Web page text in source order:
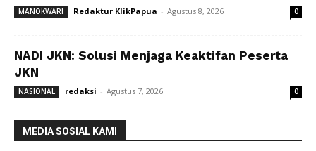
MANOKWARI Redaktur KlikPapua - Agustus 8, 2026 0
NADI JKN: Solusi Menjaga Keaktifan Peserta
JKN
NASIONAL redaksi - Agustus 7, 2026 0
MEDIA SOSIAL KAMI